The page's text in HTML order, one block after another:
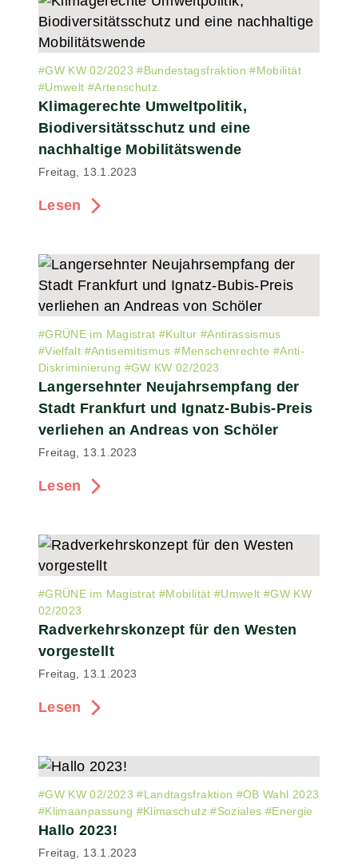
#GW KW 02/2023 #Bundestagsfraktion #Mobilität
#Umwelt #Artenschutz
Klimagerechte Umweltpolitik,
Biodiversitätsschutz und eine
nachhaltige Mobilitätswende
Freitag, 13.1.2023
Lesen
#GRÜNE im Magistrat #Kultur #Antirassismus
#Vielfalt #Antisemitismus #Menschenrechte #Anti-
Diskriminierung #GW KW 02/2023
Langersehnter Neujahrsempfang der
Stadt Frankfurt und Ignatz-Bubis-Preis
verliehen an Andreas von Schöler
Freitag, 13.1.2023
Lesen
#GRÜNE im Magistrat #Mobilität #Umwelt #GW KW
02/2023
Radverkehrskonzept für den Westen
vorgestellt
Freitag, 13.1.2023
Lesen
#GW KW 02/2023 #Landtagsfraktion #OB Wahl 2023
#Klimaanpassung #Klimaschutz #Soziales #Energie
Hallo 2023!
Freitag, 13.1.2023